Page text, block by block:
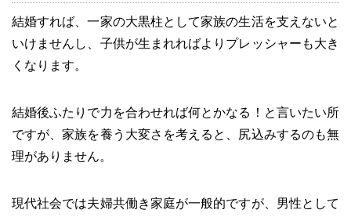
結婚すれば、一家の大黒柱として家族の生活を支えないと
いけませんし、子供が生まれればよりプレッシャーも大き
くなります。
結婚後ふたりで力を合わせれば何とかなる！と言いたい所
ですが、家族を養う大変さを考えると、尻込みするのも無
理がありません。
現代社会では夫婦共働き家庭が一般的ですが、男性として